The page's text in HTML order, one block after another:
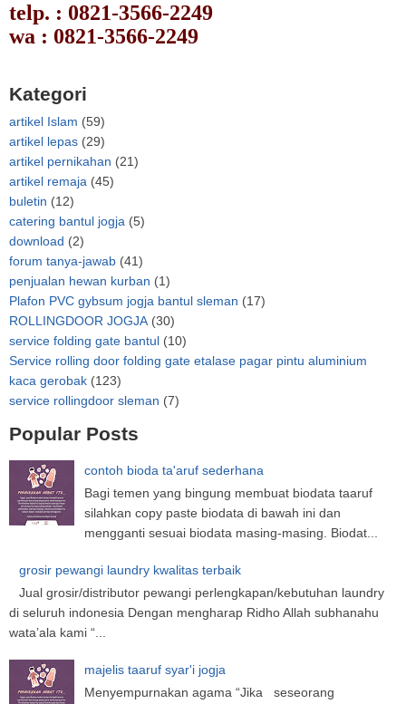
telp. : 0821-3566-2249
wa : 0821-3566-2249
Kategori
artikel Islam (59)
artikel lepas (29)
artikel pernikahan (21)
artikel remaja (45)
buletin (12)
catering bantul jogja (5)
download (2)
forum tanya-jawab (41)
penjualan hewan kurban (1)
Plafon PVC gybsum jogja bantul sleman (17)
ROLLINGDOOR JOGJA (30)
service folding gate bantul (10)
Service rolling door folding gate etalase pagar pintu aluminium
kaca gerobak (123)
service rollingdoor sleman (7)
Popular Posts
contoh bioda ta'aruf sederhana
Bagi temen yang bingung membuat biodata taaruf
silahkan copy paste biodata di bawah ini dan
mengganti sesuai biodata masing-masing. Biodat...
grosir pewangi laundry kwalitas terbaik
Jual grosir/distributor pewangi perlengkapan/kebutuhan laundry
di seluruh indonesia Dengan mengharap Ridho Allah subhanahu
wata’ala kami “...
majelis taaruf syar'i jogja
Menyempurnakan agama “Jika seseorang